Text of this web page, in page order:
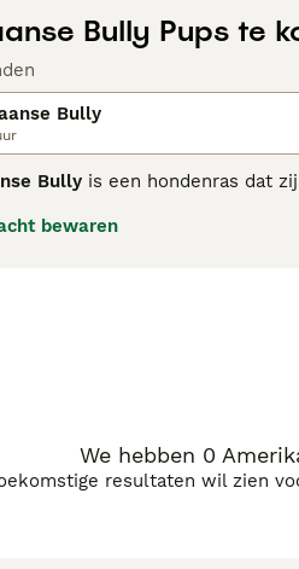
Bully Pups te
Bully
Bully is een hondenras dat
Bully kenmerkt zich door een
belangrijk dat eigenaren
Amerikaanse Bully past goed
bewaren
We hebben 0
resultaten wil zien